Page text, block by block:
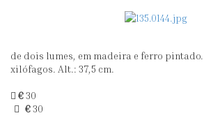
CANDEEIRO
TECTO
de dois lumes, em madeira e ferro
xilófagos. Alt.: 37,5 cm.
€30
€30